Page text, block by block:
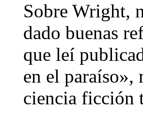
Sobre Wright,
dado buenas
que leí
en el paraíso»,
ciencia ficción